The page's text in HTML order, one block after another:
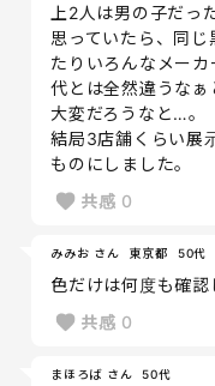
上2人は男の子だっ
思っていたら、同
たりいろんなメー
代とは全然違うな
大変だろうなと…。
結局3店舗くらい展
ものにしました。
共感 0
みみお さん 東京都 50代
色だけは何度も確認
共感 0
まほろば さん 50代